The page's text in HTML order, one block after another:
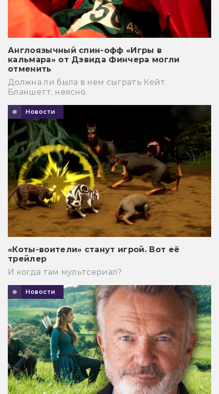
Англоязычный спин-офф «Игры в
кальмара» от Дэвида Финчера могли
отменить
Должна ли была в нем сыграть Кейт
Бланшетт, неясно.
Новости
«Коты-воители» станут игрой. Вот её
трейлер
И когда там мультсериал?
Новости